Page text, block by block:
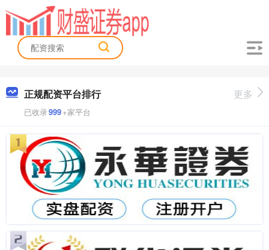
正规配资平台排行
已收录999+家平台
更多